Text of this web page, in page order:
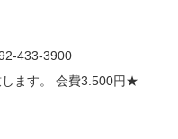
433-3900
ます。 会費3.500円★